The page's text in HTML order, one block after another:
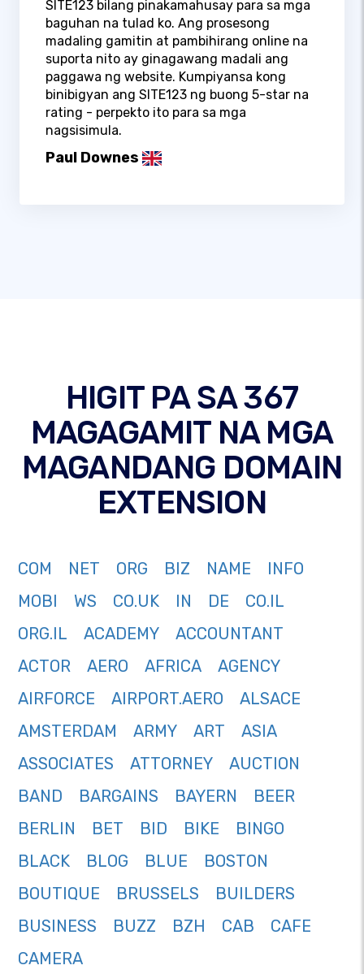
SITE123 bilang pinakamahusay para sa mga
baguhan na tulad ko. Ang prosesong
madaling gamitin at pambihirang online na
suporta nito ay ginagawang madali ang
paggawa ng website. Kumpiyansa kong
binibigyan ang SITE123 ng buong 5-star na
rating - perpekto ito para sa mga
nagsisimula.
Paul Downes
HIGIT PA SA 367
MAGAGAMIT NA MGA
MAGANDANG DOMAIN
EXTENSION
COM NET ORG BIZ NAME
INFO
MOBI
WS CO.UK IN DE
CO.IL
ORG.IL
ACADEMY
ACCOUNTANT
ACTOR
AERO AFRICA
AGENCY
AIRFORCE
AIRPORT.AERO
ALSACE
AMSTERDAM
ARMY ART
ASIA
ASSOCIATES
ATTORNEY
AUCTION
BAND
BARGAINS BAYERN
BEER
BERLIN
BET BID BIKE
BINGO
BLACK
BLOG BLUE
BOSTON
BOUTIQUE
BRUSSELS
BUILDERS
BUSINESS
BUZZ BZH CAB
CAFE
CAMERA